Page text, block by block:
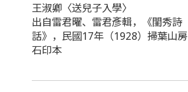
王淑卿〈送兒子入學〉
出自雷君曜、雷君彥輯，《閨秀詩
話》，民國17年（1928）掃葉山房
石印本